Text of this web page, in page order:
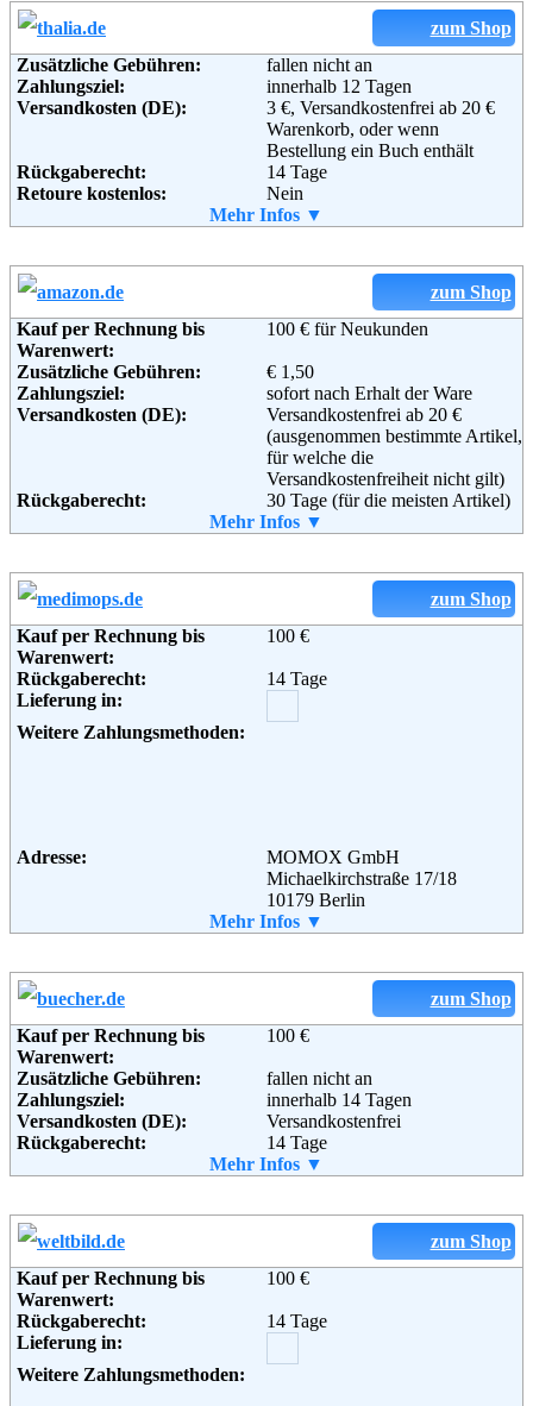
zum Shop
Zusätzliche Gebühren:
fallen nicht an
Zahlungsziel:
innerhalb 12 Tagen
Versandkosten (DE):
3 €, Versandkostenfrei ab 20 €
Warenkorb, oder wenn
Bestellung ein Buch enthält
Rückgaberecht:
14 Tage
Retoure kostenlos:
Nein
Muss selbst gedruckt werden
Weitere Zahlungsmethoden:
Adresse:
An den Speichern 8
48157 Münster
Telefon:
+49 (0) 1805 - 84 15 41
+49 (0) 1805 - 30 91 99
info@thalia.de
Informationen:
Mehr Infos ▼
zum Shop
Kauf per Rechnung bis
Warenwert:
100 € für Neukunden
Zusätzliche Gebühren:
€ 1,50
Zahlungsziel:
sofort nach Erhalt der Ware
Versandkosten (DE):
Versandkostenfrei ab 20 €
(ausgenommen bestimmte Artikel,
für welche die
Versandkostenfreiheit nicht gilt)
Rückgaberecht:
30 Tage (für die meisten Artikel)
Ja, ab einem Warenwert von 40 €.
Weitere Zahlungsmethoden:
Adresse:
Amazon EU S.a.r.l.
2338 Luxemburg
Telefon:
Weiterführende
AGB
Mehr Infos ▼
zum Shop
Kauf per Rechnung bis
Warenwert:
100 €
Rückgaberecht:
14 Tage
Lieferung in:
Weitere Zahlungsmethoden:
Adresse:
MOMOX GmbH
Michaelkirchstraße 17/18
10179 Berlin
+49 (0) 3342 - 30 80 34 34
Weiterführende
Informationen:
AGB
Mehr Infos ▼
zum Shop
Kauf per Rechnung bis
Warenwert:
100 €
Zusätzliche Gebühren:
fallen nicht an
Zahlungsziel:
innerhalb 14 Tagen
Versandkosten (DE):
Versandkostenfrei
Rückgaberecht:
14 Tage
Ja
Weitere Zahlungsmethoden:
Adresse:
buecher.de GmbH & Co. KG
86167 Augsburg
Telefon:
Mehr Infos ▼
zum Shop
Kauf per Rechnung bis
Warenwert:
100 €
Rückgaberecht:
14 Tage
Lieferung in:
Weitere Zahlungsmethoden: